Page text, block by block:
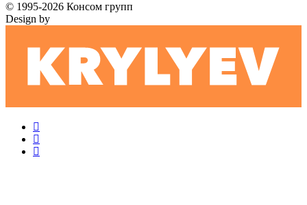
© 1995-2026 Консом групп
Design by